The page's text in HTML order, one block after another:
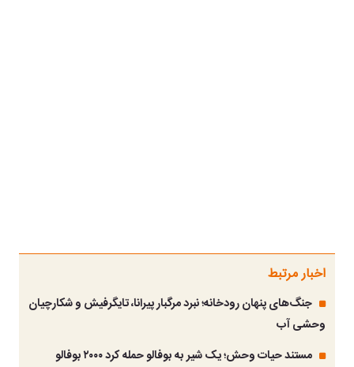
اخبار مرتبط
جنگ‌های پنهان رودخانه؛ نبرد مرگبار پیرانا، تایگرفیش و شکارچیان
وحشی آب
مستند حیات وحش؛ یک شیر به بوفالو حمله کرد ۲۰۰۰ بوفالو